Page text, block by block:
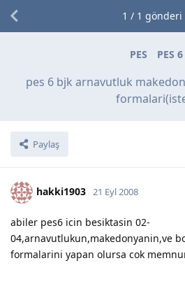
PES PES 6
pes 6 bjk arnavutluk
Paylaş
1 / 1 gönderi
hakki1903 21 Eyl 2008
abiler pes6 icin besiktasin 02-
04,arnavutlukun,makedonyanin,ve
formalarini yapan olursa cok